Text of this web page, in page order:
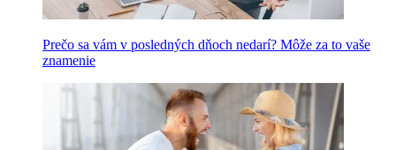
Prečo sa vám v posledných dňoch nedarí? Môže za to vaše
znamenie